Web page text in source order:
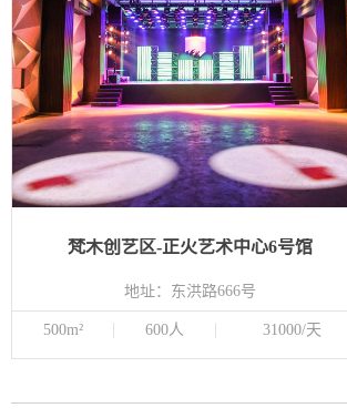
梵木创艺区-正火艺术中心6号馆
地址：东洪路666号
500m² 600人 31000/天